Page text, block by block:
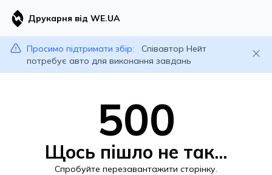
Друкарня від WE.UA
Просимо підтримати збір:
Співавтор Нейт
потребує авто для виконання завдань
500
Щось пішло не так...
Спробуйте перезавантажити сторінку.